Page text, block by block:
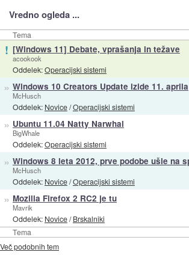
Vredno ogleda ...
Tema
Tema
! [Windows 11] Debate, vprašanja in težave
acookook
Oddelek:Operacijski sistemi
» Windows 10 Creators Update izide 11. aprila
McHusch
Oddelek: Novice/Operacijski sistemi
» Ubuntu 11.04 Natty Narwhal
BigWhale
Oddelek:Operacijski sistemi
» Windows 8 leta 2012, prve podobe ušle na
McHusch
Oddelek: Novice/Operacijski sistemi
» Mozilla Firefox 2 RC2 je tu
Mavrik
Oddelek: Novice/Brskalniki
Več podobnih tem